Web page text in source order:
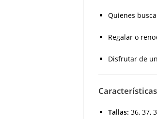
Quienes
Regalar o
Disfrutar de
Tallas: 36, 37,